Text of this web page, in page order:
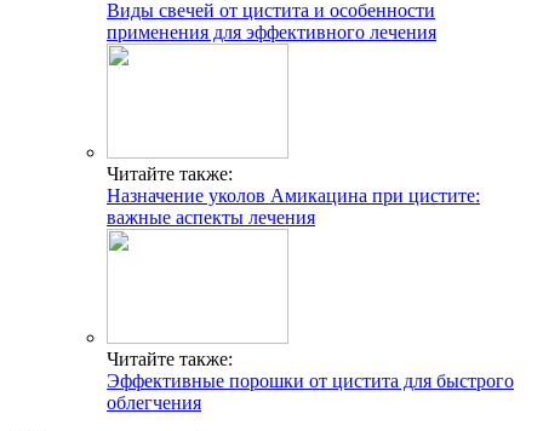
Виды свечей от цистита и особенности
применения для эффективного лечения
Читайте также:
Назначение уколов Амикацина при цистите:
важные аспекты лечения
Читайте также:
Эффективные порошки от цистита для быстрого
облегчения